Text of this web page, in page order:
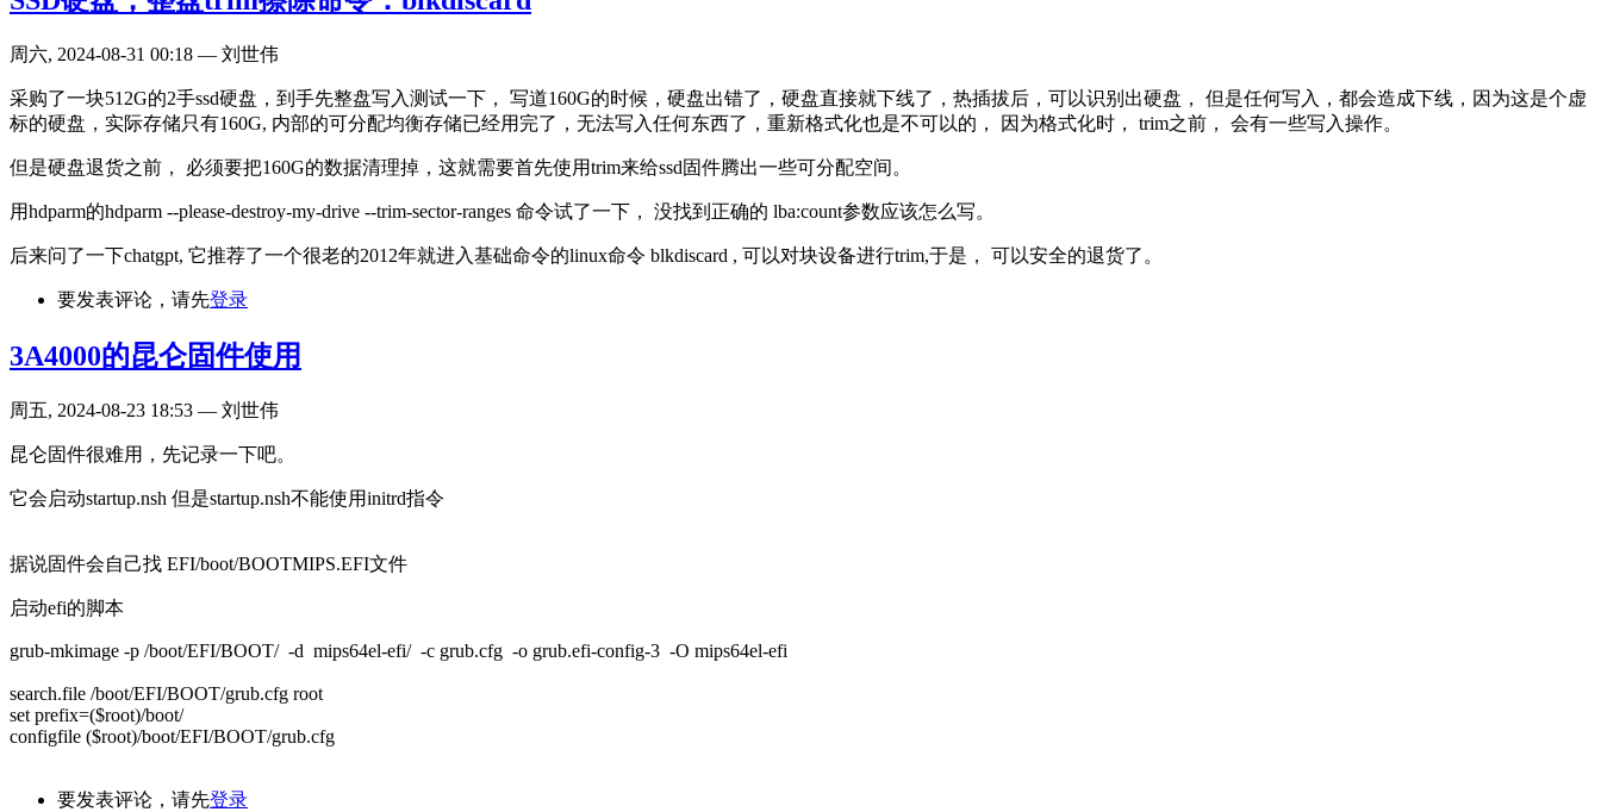
周六, 2024-08-31 00:18 — 刘世伟
采购了一块512G的2手ssd硬盘，到手先整盘写入测试一下， 写道160G的时候，硬盘出错了，硬盘直接就下线了，热插拔后，可以识别出硬盘， 但是任何写入，都会造成下线，因为这是个虚
标的硬盘，实际存储只有160G, 内部的可分配均衡存储已经用完了，无法写入任何东西了，重新格式化也是不可以的， 因为格式化时， trim之前， 会有一些写入操作。
但是硬盘退货之前， 必须要把160G的数据清理掉，这就需要首先使用trim来给ssd固件腾出一些可分配空间。
用hdparm的hdparm --please-destroy-my-drive --trim-sector-ranges 命令试了一下， 没找到正确的 lba:count参数应该怎么写。
后来问了一下chatgpt, 它推荐了一个很老的2012年就进入基础命令的linux命令 blkdiscard , 可以对块设备进行trim,于是， 可以安全的退货了。
要发表评论，请先登录
3A4000的昆仑固件使用
周五, 2024-08-23 18:53 — 刘世伟
昆仑固件很难用，先记录一下吧。
它会启动startup.nsh 但是startup.nsh不能使用initrd指令
据说固件会自己找 EFI/boot/BOOTMIPS.EFI文件
启动efi的脚本
grub-mkimage -p /boot/EFI/BOOT/ -d mips64el-efi/ -c grub.cfg -o grub.efi-config-3 -O mips64el-efi
search.file /boot/EFI/BOOT/grub.cfg root
set prefix=($root)/boot/
configfile ($root)/boot/EFI/BOOT/grub.cfg
要发表评论，请先登录